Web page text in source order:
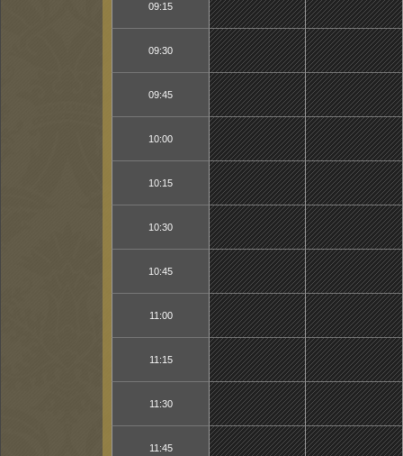
09:15
09:30
09:45
10:00
10:15
10:30
10:45
11:00
11:15
11:30
11:45